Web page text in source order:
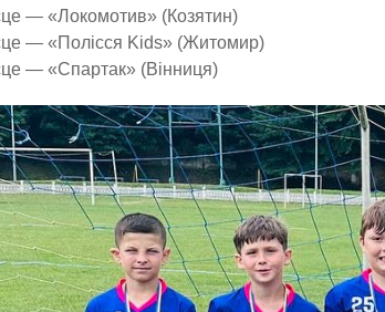
— «Локомотив» (Козятин)
— «Полісся Kids» (Житомир)
— «Спартак» (Вінниця)